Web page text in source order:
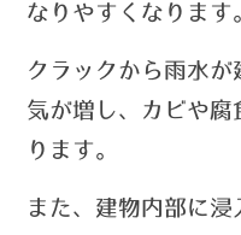
なりやすくなります
クラックから雨水が
気が増し、カビや腐
ります。
また、建物内部に